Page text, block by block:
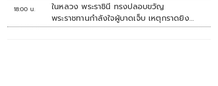
18:00 น.
ในหลวง พระราชินี ทรงปลอบขวัญ
พระราชทานกำลังใจผู้บาดเจ็บ เหตุกราดยิง
รร.เทพศิรินทร์นนทบุรี